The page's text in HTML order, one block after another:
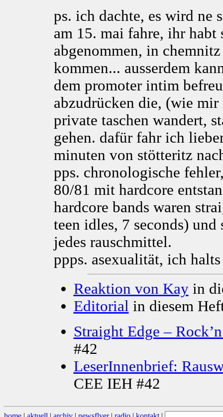
ps. ich dachte, es wird ne
am 15. mai fahre, ihr
abgenommen, in
kommen... ausserdem
dem promoter intim
abzudrücken die, (wie
private taschen wandert,
gehen. dafür fahr ich
minuten von stötteritz
pps. chronologische
80/81 mit hardcore
hardcore bands waren
teen idles, 7 seconds)
jedes rauschmittel.
ppps. asexualität, ich
Reaktion von Kayin
Editorial in diesem
Straight Edge –
#42
LeserInnenbrief:
CEE IEH #42